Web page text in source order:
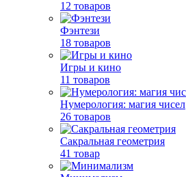
12 товаров
Фэнтези
18 товаров
Игры и кино
11 товаров
Нумерология: магия чисел
26 товаров
Сакральная геометрия
41 товар